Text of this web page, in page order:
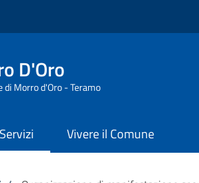
D'Oro
di Morro d'Oro - Teramo
Servizi Vivere il Comune